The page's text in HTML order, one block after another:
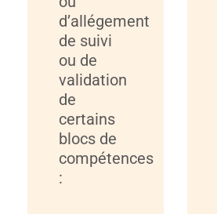
d’allégement
de suivi
ou de
validation
de
certains
blocs de
compétences
: